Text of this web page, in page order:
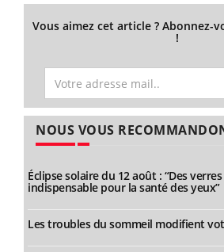
Vous aimez cet article ? Abonnez-
!
NOUS VOUS
Éclipse solaire du 12 août : “Des
indispensable pour la santé des yeux”
Les troubles du sommeil modifient